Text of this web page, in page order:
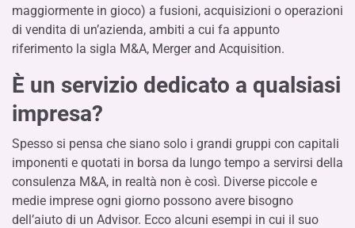
maggiormente in gioco) a fusioni, acquisizioni o operazioni
di vendita di un’azienda, ambiti a cui fa appunto
riferimento la sigla M&A, Merger and Acquisition.
È un servizio dedicato a qualsiasi
impresa?
Spesso si pensa che siano solo i grandi gruppi con capitali
imponenti e quotati in borsa da lungo tempo a servirsi della
consulenza M&A, in realtà non è così. Diverse piccole e
medie imprese ogni giorno possono avere bisogno
dell’aiuto di un Advisor. Ecco alcuni esempi in cui il suo